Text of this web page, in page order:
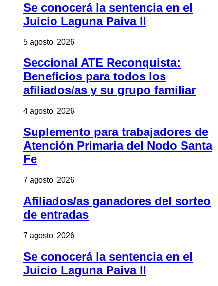
Se conocerá la sentencia en el
Juicio Laguna Paiva II
5 agosto, 2026
Seccional ATE Reconquista:
Beneficios para todos los
afiliados/as y su grupo familiar
4 agosto, 2026
Suplemento para trabajadores de
Atención Primaria del Nodo Santa
Fe
7 agosto, 2026
Afiliados/as ganadores del sorteo
de entradas
7 agosto, 2026
Se conocerá la sentencia en el
Juicio Laguna Paiva II